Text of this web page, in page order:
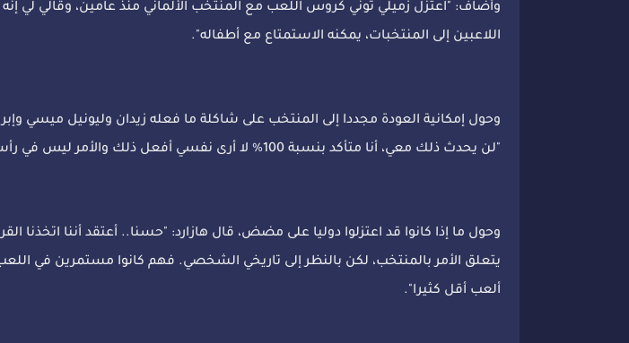
وأضاف: "اعتزل زميلي توني كروس اللعب مع المنتخب الألماني منذ عامين، وقالي لي
اللاعبين إلى المنتخبات، يمكنه الاستمتاع مع أطفاله".
وحول إمكانية العودة مجددا إلى المنتخب على شاكلة ما فعله زيدان وليونيل ميسي
"لن يحدث ذلك معي، أنا متأكد بنسبة 100% لا أرى نفسي أفعل ذلك والأمر ليس في رأسي أبدا".
وحول ما إذا كانوا قد اعتزلوا دوليا على مضض، قال هازارد: "حسنا.. أعتقد أننا اتخذنا
يتعلق الأمر بالمنتخب، لكن بالنظر إلى تاريخي الشخصي. فهم كانوا مستمرين في
ألعب أقل كثيرا".